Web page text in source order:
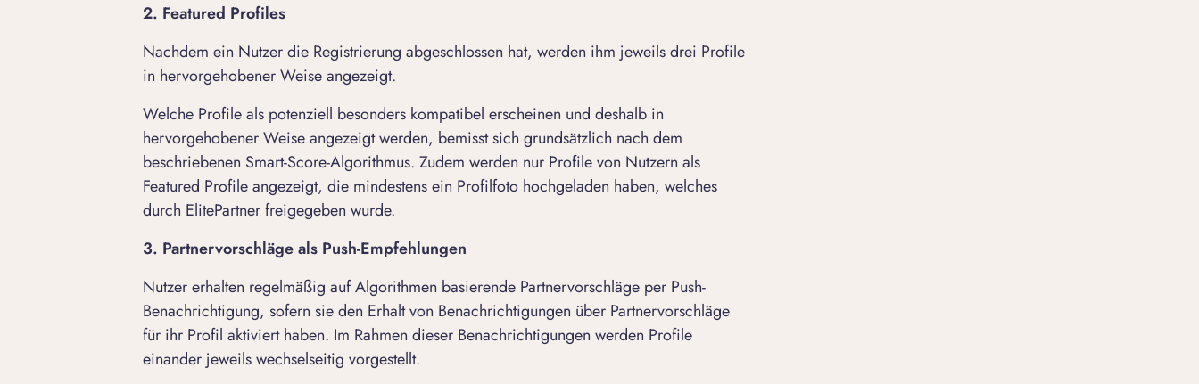
2. Featured Profiles
Nachdem ein Nutzer die Registrierung abgeschlossen hat, werden ihm jeweils drei Profile
in hervorgehobener Weise angezeigt.
Welche Profile als potenziell besonders kompatibel erscheinen und deshalb in
hervorgehobener Weise angezeigt werden, bemisst sich grundsätzlich nach dem
beschriebenen Smart-Score-Algorithmus. Zudem werden nur Profile von Nutzern als
Featured Profile angezeigt, die mindestens ein Profilfoto hochgeladen haben, welches
durch ElitePartner freigegeben wurde.
3. Partnervorschläge als Push-Empfehlungen
Nutzer erhalten regelmäßig auf Algorithmen basierende Partnervorschläge per Push-
Benachrichtigung, sofern sie den Erhalt von Benachrichtigungen über Partnervorschläge
für ihr Profil aktiviert haben. Im Rahmen dieser Benachrichtigungen werden Profile
einander jeweils wechselseitig vorgestellt.